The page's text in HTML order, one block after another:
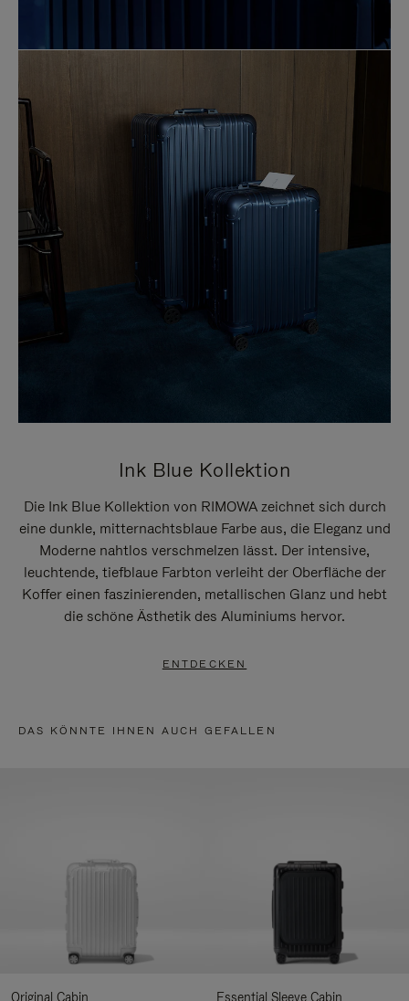
Ink Blue Kollektion
Die Ink Blue Kollektion von RIMOWA zeichnet sich durch
eine dunkle, mitternachtsblaue Farbe aus, die Eleganz und
Moderne nahtlos verschmelzen lässt. Der intensive,
leuchtende, tiefblaue Farbton verleiht der Oberfläche der
Koffer einen faszinierenden, metallischen Glanz und hebt
die schöne Ästhetik des Aluminiums hervor.
ENTDECKEN
DAS KÖNNTE IHNEN AUCH GEFALLEN
Original Cabin
Essential Sleeve Cabin